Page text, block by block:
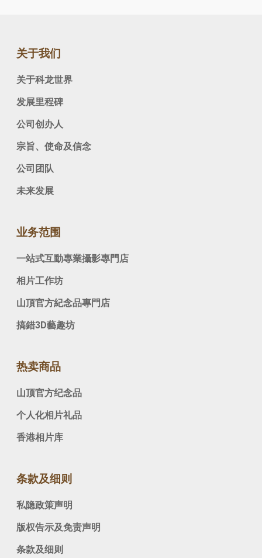
关于我们
关于科龙世界
发展里程碑
公司创办人
宗旨、使命及信念
公司团队
未来发展
业务范围
一站式互動專業攝影專門店
相片工作坊
山頂官方紀念品專門店
搞錯3D藝趣坊
热卖商品
山顶官方纪念品
个人化相片礼品
香港相片库
条款及细则
私隐政策声明
版权告示及免责声明
条款及细则